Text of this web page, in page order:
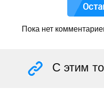
Пока нет
С этим